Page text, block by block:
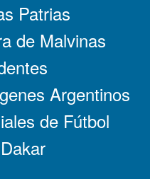
Patrias
de Malvinas
Argentinos
de Fútbol